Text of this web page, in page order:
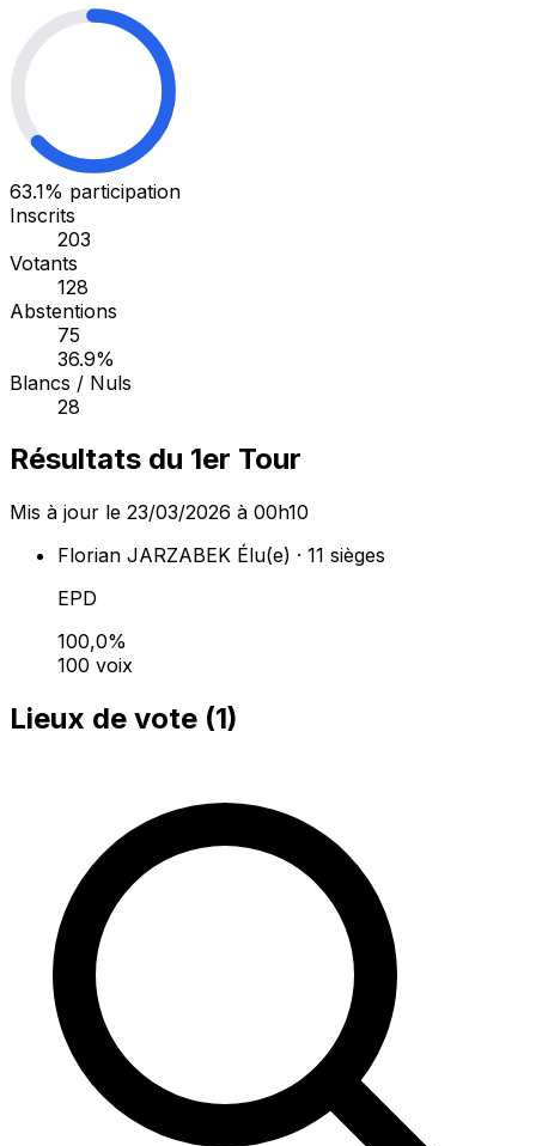
63.1% participation
Inscrits
203
Votants
128
Abstentions
75
36.9%
Blancs / Nuls
28
Résultats du 1er Tour
Mis à jour le 23/03/2026 à 00h10
Florian JARZABEK Élu(e) · 11 sièges
EPD
100,0%
100 voix
Lieux de vote (1)